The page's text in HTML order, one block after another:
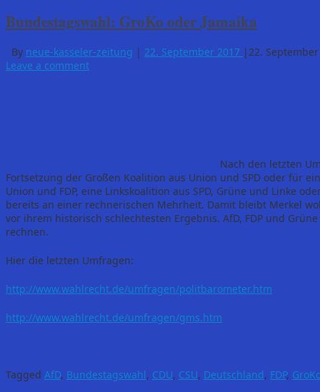
Bundestagswahl: GroKo oder Jamaika
By neue-kasseler-zeitung | 22. September 2017 |22.
Leave a comment
Nach den letzten
Fortsetzung der Großen Koalition aus Union und SPD oder für
Union und FDP, eine Linkskoalition aus SPD, Grüne und Linke
bereits an einer rechnerischen Mehrheit. Damit bleibt Merkel
vor ihrem historisch schlechtesten Ergebnis. AfD, FDP und
rechnen.
Hier die letzten Umfragen:
http://www.wahlrecht.de/umfragen/politbarometer.htm
http://www.wahlrecht.de/umfragen/gms.htm
Tagged AfD, Bundestagswahl, CDU, CSU, Deutschland, FDP,